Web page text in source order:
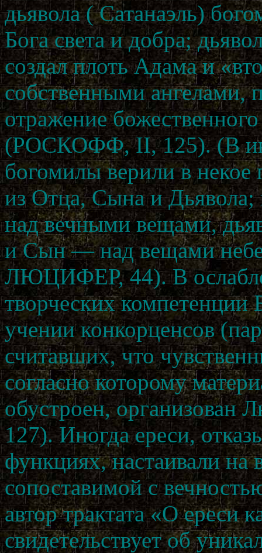
дьявола ( Сатанаэль)
Бога света и добра;
создал плоть Адама и
собственными ангелами,
отражение
(РОСКОФФ, II, 125). (В
богомилы верили в
из Отца, Сына и Дьявола;
над вечными вещами,
и Сын — над вещами
ЛЮЦИФЕР, 44). В
творческих компетенции
учении конкорценсов
считавших, что
согласно которому
обустроен,
127). Иногда ереси,
функциях, настаивали на
сопоставимой с
автор трактата «О ереси
свидетельствует об